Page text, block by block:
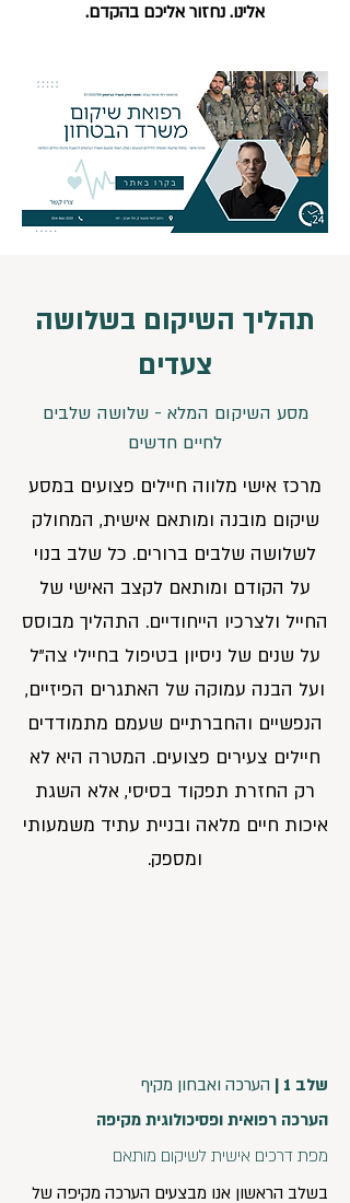
אלינו. נחזור אליכם בהקדם.
תהליך השיקום בשלושה
צעדים
מסע השיקום המלא - שלושה שלבים
לחיים חדשים
מרכז אישי מלווה חיילים פצועים במסע
שיקום מובנה ומותאם אישית, המחולק
לשלושה שלבים ברורים. כל שלב בנוי
על הקודם ומותאם לקצב האישי של
החייל ולצרכיו הייחודיים. התהליך מבוסס
על שנים של ניסיון בטיפול בחיילי צה"ל
ועל הבנה עמוקה של האתגרים הפיזיים,
הנפשיים והחברתיים שעמם מתמודדים
חיילים צעירים פצועים. המטרה היא לא
רק החזרת תפקוד בסיסי, אלא השגת
איכות חיים מלאה ובניית עתיד משמעותי
ומספק.
שלב 1 |
הערכה ואבחון מקיף
הערכה רפואית ופסיכולוגית מקיפה
מפת דרכים אישית לשיקום מותאם
בשלב הראשון אנו מבצעים הערכה מקיפה של